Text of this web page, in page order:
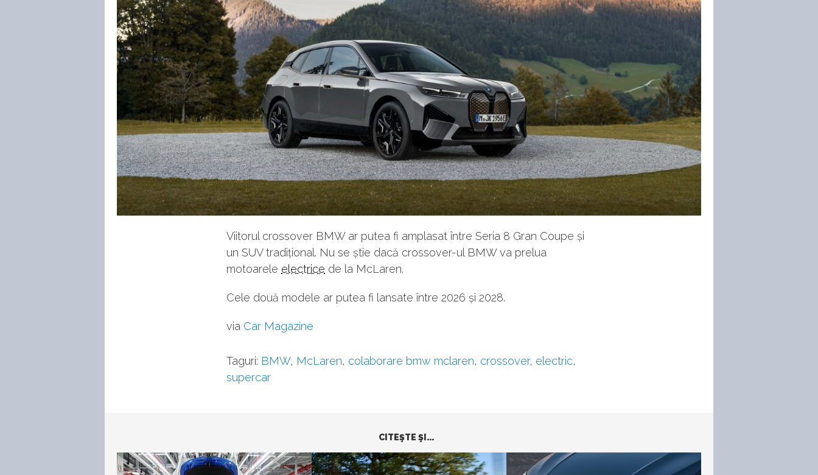
Viitorul crossover BMW ar putea fi amplasat între Seria 8 Gran Coupe și
un SUV tradițional. Nu se știe dacă crossover-ul BMW va prelua
motoarele electrice de la McLaren.
Cele două modele ar putea fi lansate între 2026 și 2028.
via Car Magazine
Taguri: BMW, McLaren, colaborare bmw mclaren, crossover, electric,
supercar
CITEŞTE ŞI...